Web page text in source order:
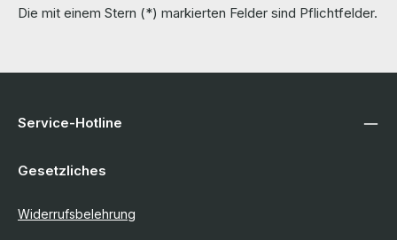
Die mit einem Stern (*) markierten Felder sind Pflichtfelder.
Service-Hotline
Gesetzliches
Widerrufsbelehrung